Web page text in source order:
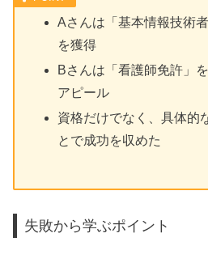
Aさんは「基本情報技術
を獲得
Bさんは「看護師免許」
アピール
資格だけでなく、具体的
とで成功を収めた
失敗から学ぶポイント